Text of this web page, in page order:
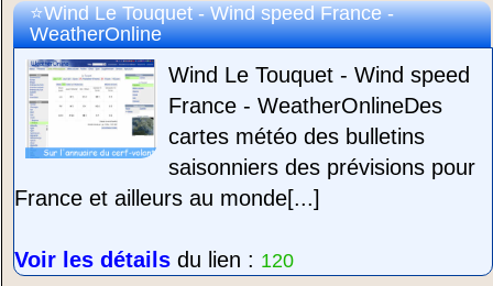
Wind Le Touquet - Wind speed France -
WeatherOnline
Wind Le Touquet - Wind speed
France - WeatherOnlineDes
cartes météo des bulletins
saisonniers des prévisions pour
France et ailleurs au monde[...]
Voir les détails du lien : 120